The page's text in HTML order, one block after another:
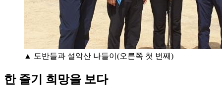
▲ 도반들과 설악산 나들이(오른쪽 첫 번째)
한 줄기 희망을 보다